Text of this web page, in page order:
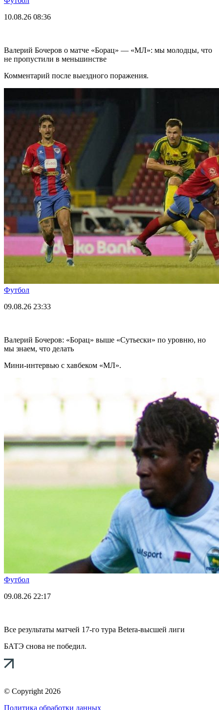
10.08.26 08:36
Валерий Бочеров о матче «Борац» — «МЛ»: мы молодцы, что
не пропустили в меньшинстве
Комментарий после выездного поражения.
Футбол
09.08.26 23:33
Валерий Бочеров: «Борац» выше «Сутьески» по уровню, но
мы знаем, что делать
Мини-интервью с хавбеком «МЛ».
Футбол
09.08.26 22:17
Все результаты матчей 17-го тура Betera-высшей лиги
БАТЭ снова не победил.
© Copyright 2026
Политика обработки данных